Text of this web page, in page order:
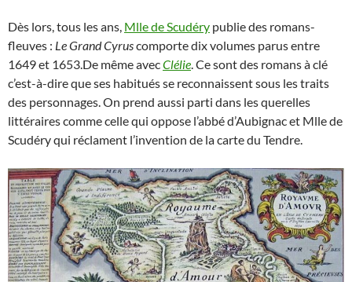
Dès lors, tous les ans, Mlle de Scudéry publie des romans-
fleuves : Le Grand Cyruscomporte dix volumes parus entre
1649 et 1653.De même avecClélie. Ce sont des romans à clé
c’est-à-dire que ses habitués se reconnaissent sous les traits
des personnages. On prend aussi parti dans les querelles
littéraires comme celle qui oppose l’abbé d’Aubignac et Mlle de
Scudéry qui réclament l’invention de la carte du Tendre.